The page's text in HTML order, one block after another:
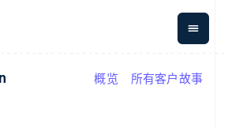
资金管
平台
业阶段
学习 概览 所有客户故事